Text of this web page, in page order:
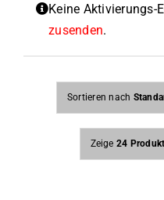
Keine Aktivierungs-
zusenden.
Sortieren nach
Zeige 24